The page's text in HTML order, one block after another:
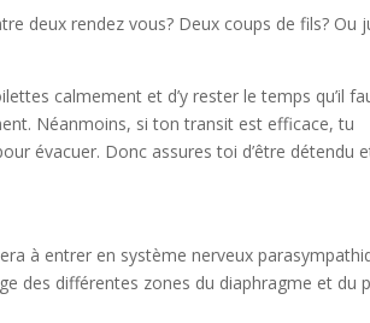
deux rendez vous? Deux coups de fils? Ou
calmement et d’y rester le temps qu’il
Néanmoins, si ton transit est efficace, tu
évacuer. Donc assures toi d’être détendu
à entrer en système nerveux
des différentes zones du diaphragme et du